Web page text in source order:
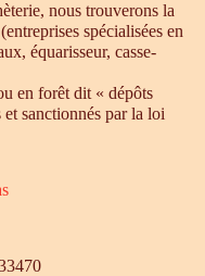
nous trouverons la
spécialisées en
équarisseur, casse-
en forêt dit « dépôts
sanctionnés par la loi